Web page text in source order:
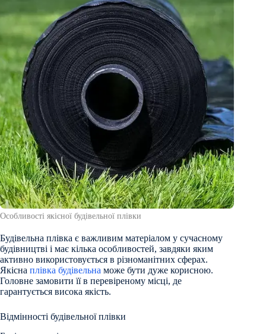
Особливості якісної будівельної плівки
Будівельна плівка є важливим матеріалом у сучасному
будівництві і має кілька особливостей, завдяки яким
активно використовується в різноманітних сферах.
Якісна плівка будівельна може бути дуже корисною.
Головне замовити її в перевіреному місці, де
гарантується висока якість.
Відмінності будівельної плівки